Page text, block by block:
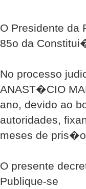
O Presidente
85o da
No processo
ANAST�CIO
ano, devido ao
autoridades,
meses de
O presente
Publique-se